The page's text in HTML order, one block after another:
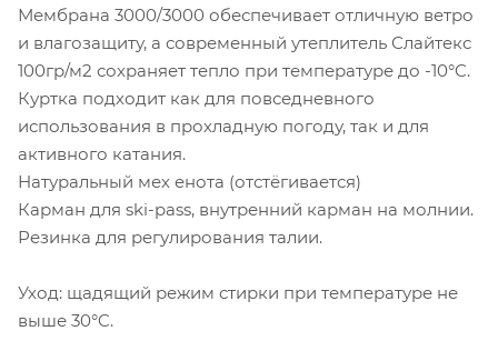
Мембрана 3000/3000 обеспечивает отличную ветро
и влагозащиту, а современный утеплитель Слайтекс
100гр/м2 сохраняет тепло при температуре до -10°C.
Куртка подходит как для повседневного
использования в прохладную погоду, так и для
активного катания.
Натуральный мех енота (отстёгивается)
Карман для ski-pass, внутренний карман на молнии.
Резинка для регулирования талии.
Уход: щадящий режим стирки при температуре не
выше 30°C.